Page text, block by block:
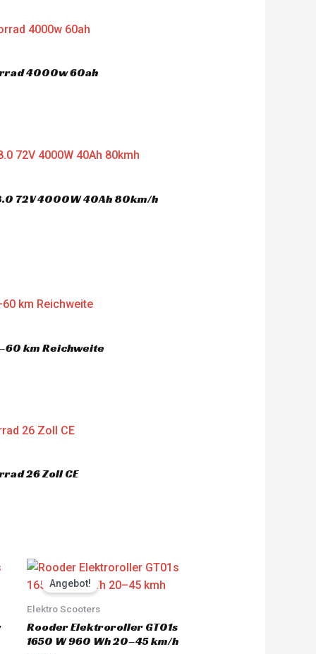
4000w 60ah
72V 4000W 40Ah 80km/h
km Reichweite
26 Zoll CE
Angebot!
Elektro Scooters
Rooder Elektroroller GT01s
1650 W 960 Wh 20–45 km/h
Original
price
was:
Current
is: